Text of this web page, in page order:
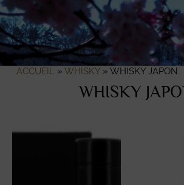
ACCUEIL» WHISKY» WHISKY JAPON
WHISKY